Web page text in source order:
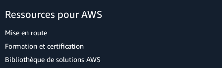
Ressources pour AWS
Mise en route
Formation et certification
Bibliothèque de solutions AWS